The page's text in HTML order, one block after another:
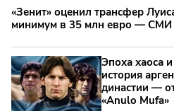
«Зенит» оценил трансфер
минимум в 35 млн евро — СМИ
Эпоха хаоса
история
династии —
«Anulo Mufa»